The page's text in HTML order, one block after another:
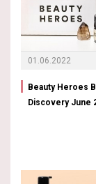
01.06.2022
Beauty Heroes
Discovery June